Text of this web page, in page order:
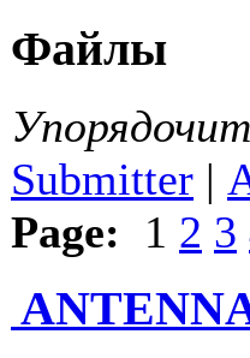
Файлы
Submitter |
Page:
1 2 3